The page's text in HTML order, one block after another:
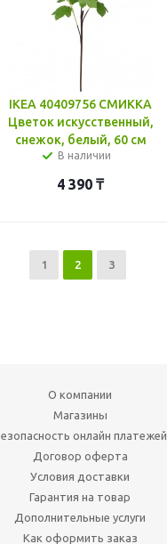
IKEA 40409756 СМИККА
Цветок искусственный,
снежок, белый, 60 см
В наличии
4 390 ₸
1 2 3
О компании
Магазины
онлайн платежей
Договор оферта
Условия доставки
Гарантия на товар
Дополнительные услуги
Как оформить заказ